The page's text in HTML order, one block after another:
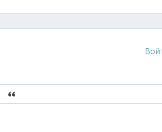
ссылку
контента с других сервисов (Youtube,
Вставка цитаты